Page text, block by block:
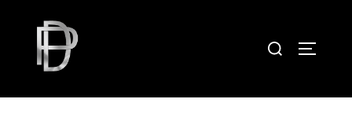
content
Search